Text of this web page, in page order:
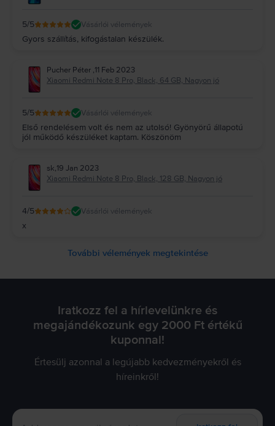
5/5 Vásárlói vélemények
Gyors szállítás, kifogástalan készülék.
Pucher Péter ,11 Feb 2023
Xiaomi Redmi Note 8 Pro, Black, 64 GB, Nagyon jó
5/5 Vásárlói vélemények
Első rendelésem volt és nem az utolsó! Gyönyörű állapotú
jól működő készüléket kaptam. Köszönöm
sk,19 Jan 2023
Xiaomi Redmi Note 8 Pro, Black, 128 GB, Nagyon jó
4/5 Vásárlói vélemények
x
További vélemények megtekintése
Iratkozz fel a hírlevelünkre és
megajándékozunk egy 2000 Ft értékű
kuponnal!
Értesülj azonnal a legújabb kedvezményekről és
híreinkről!